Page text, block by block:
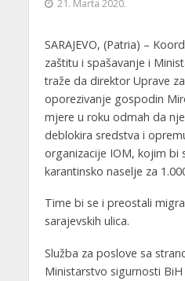
21. Marta 2020.
SARAJEVO, (Patria) –
zaštitu i spašavanje i
traže da direktor Uprave
oporezivanje gospodin
mjere u roku odmah da
deblokira sredstva i
organizacije IOM, kojim bi
karantinsko naselje za
Time bi se i preostali
sarajevskih ulica.
Služba za poslove sa
Ministarstvo sigurnosti